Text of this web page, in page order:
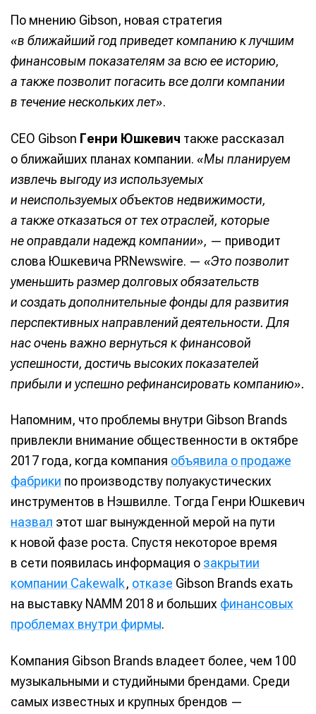
По мнению Gibson, новая стратегия
«в ближайший год приведет компанию к лучшим
финансовым показателям за всю ее историю,
а также позволит погасить все долги компании
в течение нескольких лет».
CEO Gibson Генри Юшкевич также рассказал
о ближайших планах компании. «Мы планируем
извлечь выгоду из используемых
и неиспользуемых объектов недвижимости,
а также отказаться от тех отраслей, которые
не оправдали надежд компании», — приводит
слова Юшкевича PRNewswire. — «Это позволит
уменьшить размер долговых обязательств
и создать дополнительные фонды для развития
перспективных направлений деятельности. Для
нас очень важно вернуться к финансовой
успешности, достичь высоких показателей
прибыли и успешно рефинансировать компанию».
Напомним, что проблемы внутри Gibson Brands
привлекли внимание общественности в октябре
2017 года, когда компания объявила о продаже
фабрики по производству полуакустических
инструментов в Нэшвилле. Тогда Генри Юшкевич
назвал этот шаг вынужденной мерой на пути
к новой фазе роста. Спустя некоторое время
в сети появилась информация о закрытии
компании Cakewalk, отказе Gibson Brands ехать
на выставку NAMM 2018 и больших финансовых
проблемах внутри фирмы.
Компания Gibson Brands владеет более, чем 100
музыкальными и студийными брендами. Среди
самых известных и крупных брендов —